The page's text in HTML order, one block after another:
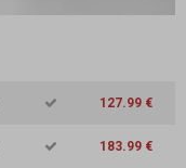
127.99 €
183.99 €